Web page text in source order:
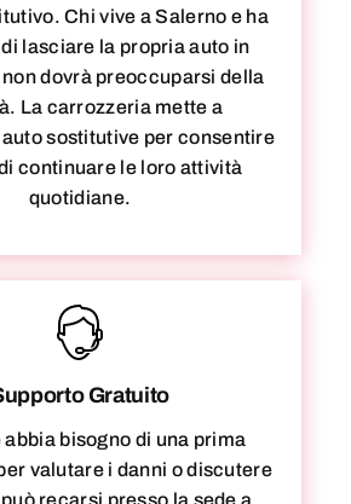
Chi vive a Salerno e ha
lasciare la propria auto in
dovrà preoccuparsi della
La carrozzeria mette a
sostitutive per consentire
continuare le loro attività
quotidiane.
Gratuito
abbia bisogno di una prima
valutare i danni o discutere
recarsi presso la sede a